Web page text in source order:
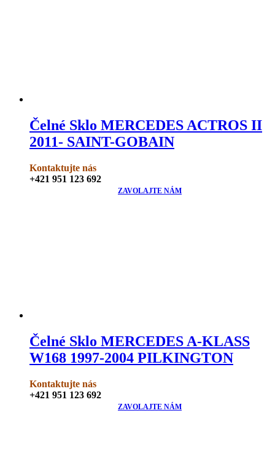
Čelné Sklo MERCEDES ACTROS II
2011- SAINT-GOBAIN
Kontaktujte nás
+421 951 123 692
ZAVOLAJTE NÁM
Čelné Sklo MERCEDES A-KLASS
W168 1997-2004 PILKINGTON
Kontaktujte nás
+421 951 123 692
ZAVOLAJTE NÁM